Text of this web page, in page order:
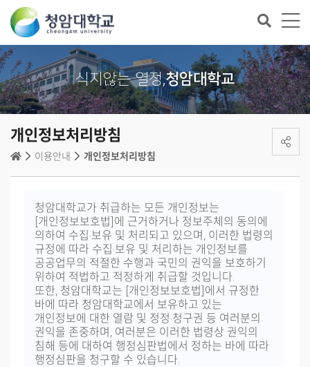
식지않는 열정,청암대학교
개인정보처리방침
이용안내 개인정보처리방침
청암대학교가 취급하는 모든 개인정보는
[개인정보보호법]에 근거하거나 정보주체의 동의에
의하여 수집·보유 및 처리되고 있으며, 이러한 법령의
규정에 따라 수집·보유 및 처리하는 개인정보를
공공업무의 적절한 수행과 국민의 권익을 보호하기
위하여 적법하고 적정하게 취급할 것입니다.
또한, 청암대학교는 [개인정보보호법]에서 규정한
바에 따라 청암대학교에서 보유하고 있는
개인정보에 대한 열람 및 정정·청구권 등 여러분의
권익을 존중하며, 여러분은 이러한 법령상 권익의
침해 등에 대하여 행정심판법에서 정하는 바에 따라
행정심판을 청구할 수 있습니다.